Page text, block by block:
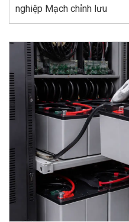
nghiệp Mạch chỉnh lưu